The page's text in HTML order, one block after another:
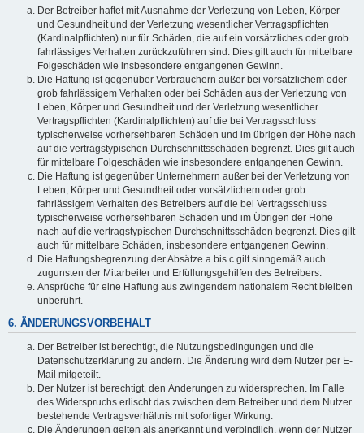
Der Betreiber haftet mit Ausnahme der Verletzung von Leben, Körper
und Gesundheit und der Verletzung wesentlicher Vertragspflichten
(Kardinalpflichten) nur für Schäden, die auf ein vorsätzliches oder grob
fahrlässiges Verhalten zurückzuführen sind. Dies gilt auch für mittelbare
Folgeschäden wie insbesondere entgangenen Gewinn.
Die Haftung ist gegenüber Verbrauchern außer bei vorsätzlichem oder
grob fahrlässigem Verhalten oder bei Schäden aus der Verletzung von
Leben, Körper und Gesundheit und der Verletzung wesentlicher
Vertragspflichten (Kardinalpflichten) auf die bei Vertragsschluss
typischerweise vorhersehbaren Schäden und im übrigen der Höhe nach
auf die vertragstypischen Durchschnittsschäden begrenzt. Dies gilt auch
für mittelbare Folgeschäden wie insbesondere entgangenen Gewinn.
Die Haftung ist gegenüber Unternehmern außer bei der Verletzung von
Leben, Körper und Gesundheit oder vorsätzlichem oder grob
fahrlässigem Verhalten des Betreibers auf die bei Vertragsschluss
typischerweise vorhersehbaren Schäden und im Übrigen der Höhe
nach auf die vertragstypischen Durchschnittsschäden begrenzt. Dies gilt
auch für mittelbare Schäden, insbesondere entgangenen Gewinn.
Die Haftungsbegrenzung der Absätze a bis c gilt sinngemäß auch
zugunsten der Mitarbeiter und Erfüllungsgehilfen des Betreibers.
Ansprüche für eine Haftung aus zwingendem nationalem Recht bleiben
unberührt.
6. ÄNDERUNGSVORBEHALT
Der Betreiber ist berechtigt, die Nutzungsbedingungen und die
Datenschutzerklärung zu ändern. Die Änderung wird dem Nutzer per E-
Mail mitgeteilt.
Der Nutzer ist berechtigt, den Änderungen zu widersprechen. Im Falle
des Widerspruchs erlischt das zwischen dem Betreiber und dem Nutzer
bestehende Vertragsverhältnis mit sofortiger Wirkung.
Die Änderungen gelten als anerkannt und verbindlich, wenn der Nutzer